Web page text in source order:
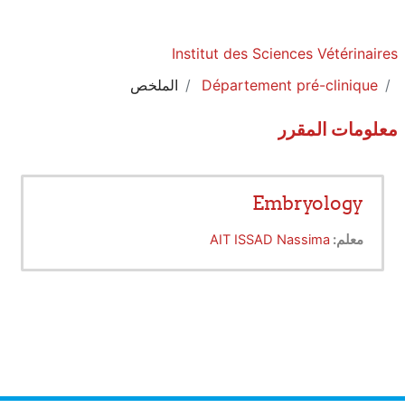
Institut des Sciences Vétérinaires
Département pré-clinique
الملخص
معلومات المقرر
Embryology
معلم: AIT ISSAD Nassima